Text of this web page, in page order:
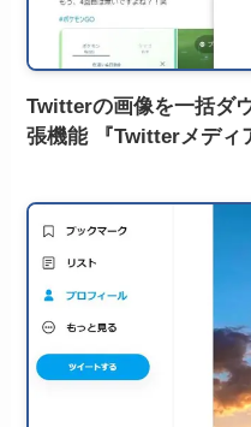
Twitterの画像を一括ダ
張機能 『Twitterメディ